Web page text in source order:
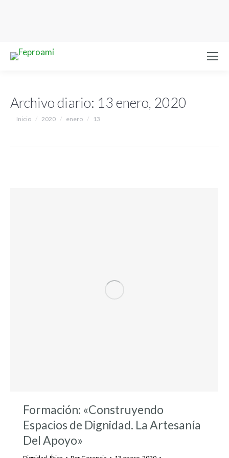
Archivo diario: 13 enero, 2020
Estás aquí:
Inicio 2020 enero 13
Formación: «Construyendo
Espacios de Dignidad. La Artesanía
Del Apoyo»